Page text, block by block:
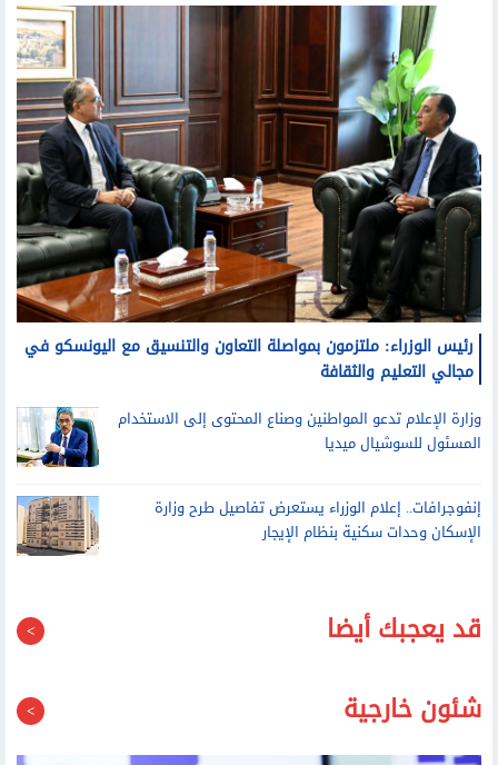
رئيس الوزراء: ملتزمون بمواصلة التعاون والتنسيق مع اليونسكو في
مجالي التعليم والثقافة
وزارة الإعلام تدعو المواطنين وصناع المحتوى إلى الاستخدام
المسئول للسوشيال ميديا
إنفوجرافات.. إعلام الوزراء يستعرض تفاصيل طرح وزارة
الإسكان وحدات سكنية بنظام الإيجار
قد يعجبك أيضا
شئون خارجية